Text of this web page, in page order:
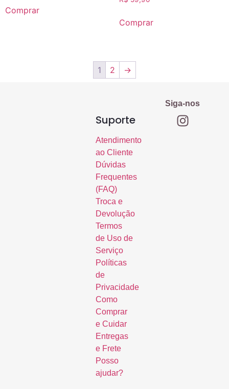
Comprar
5.00
Comprar
1 2 →
Suporte
Atendimento
ao Cliente
Dúvidas
Frequentes
(FAQ)
Troca e
Devolução
Termos
de Uso de
Serviço
Políticas
de
Privacidade
Como
Comprar
e Cuidar
Entregas
e Frete
Posso
ajudar?
Siga-nos